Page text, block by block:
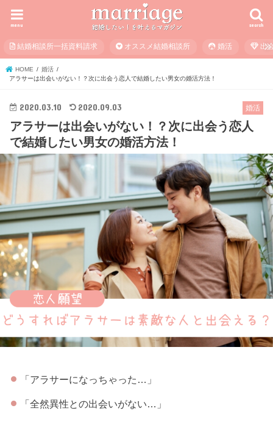
search
menu
結婚相談所一括資料請求 オススメ結婚相談所 婚活 出
HOME
婚活
アラサーは出会いがない！？次に出会う恋人で結婚したい男女の婚活方法！
婚活
2020.03.10 2020.09.03
アラサーは出会いがない！？次に出会う恋人
で結婚したい男女の婚活方法！
「アラサーになっちゃった…」
「全然異性との出会いがない…」